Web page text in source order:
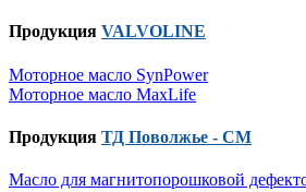
Продукция VALVOLINE
Моторное масло SynPower
Моторное масло MaxLife
Продукция ТД Поволжье - СМ
Масло для магнитопорошковой